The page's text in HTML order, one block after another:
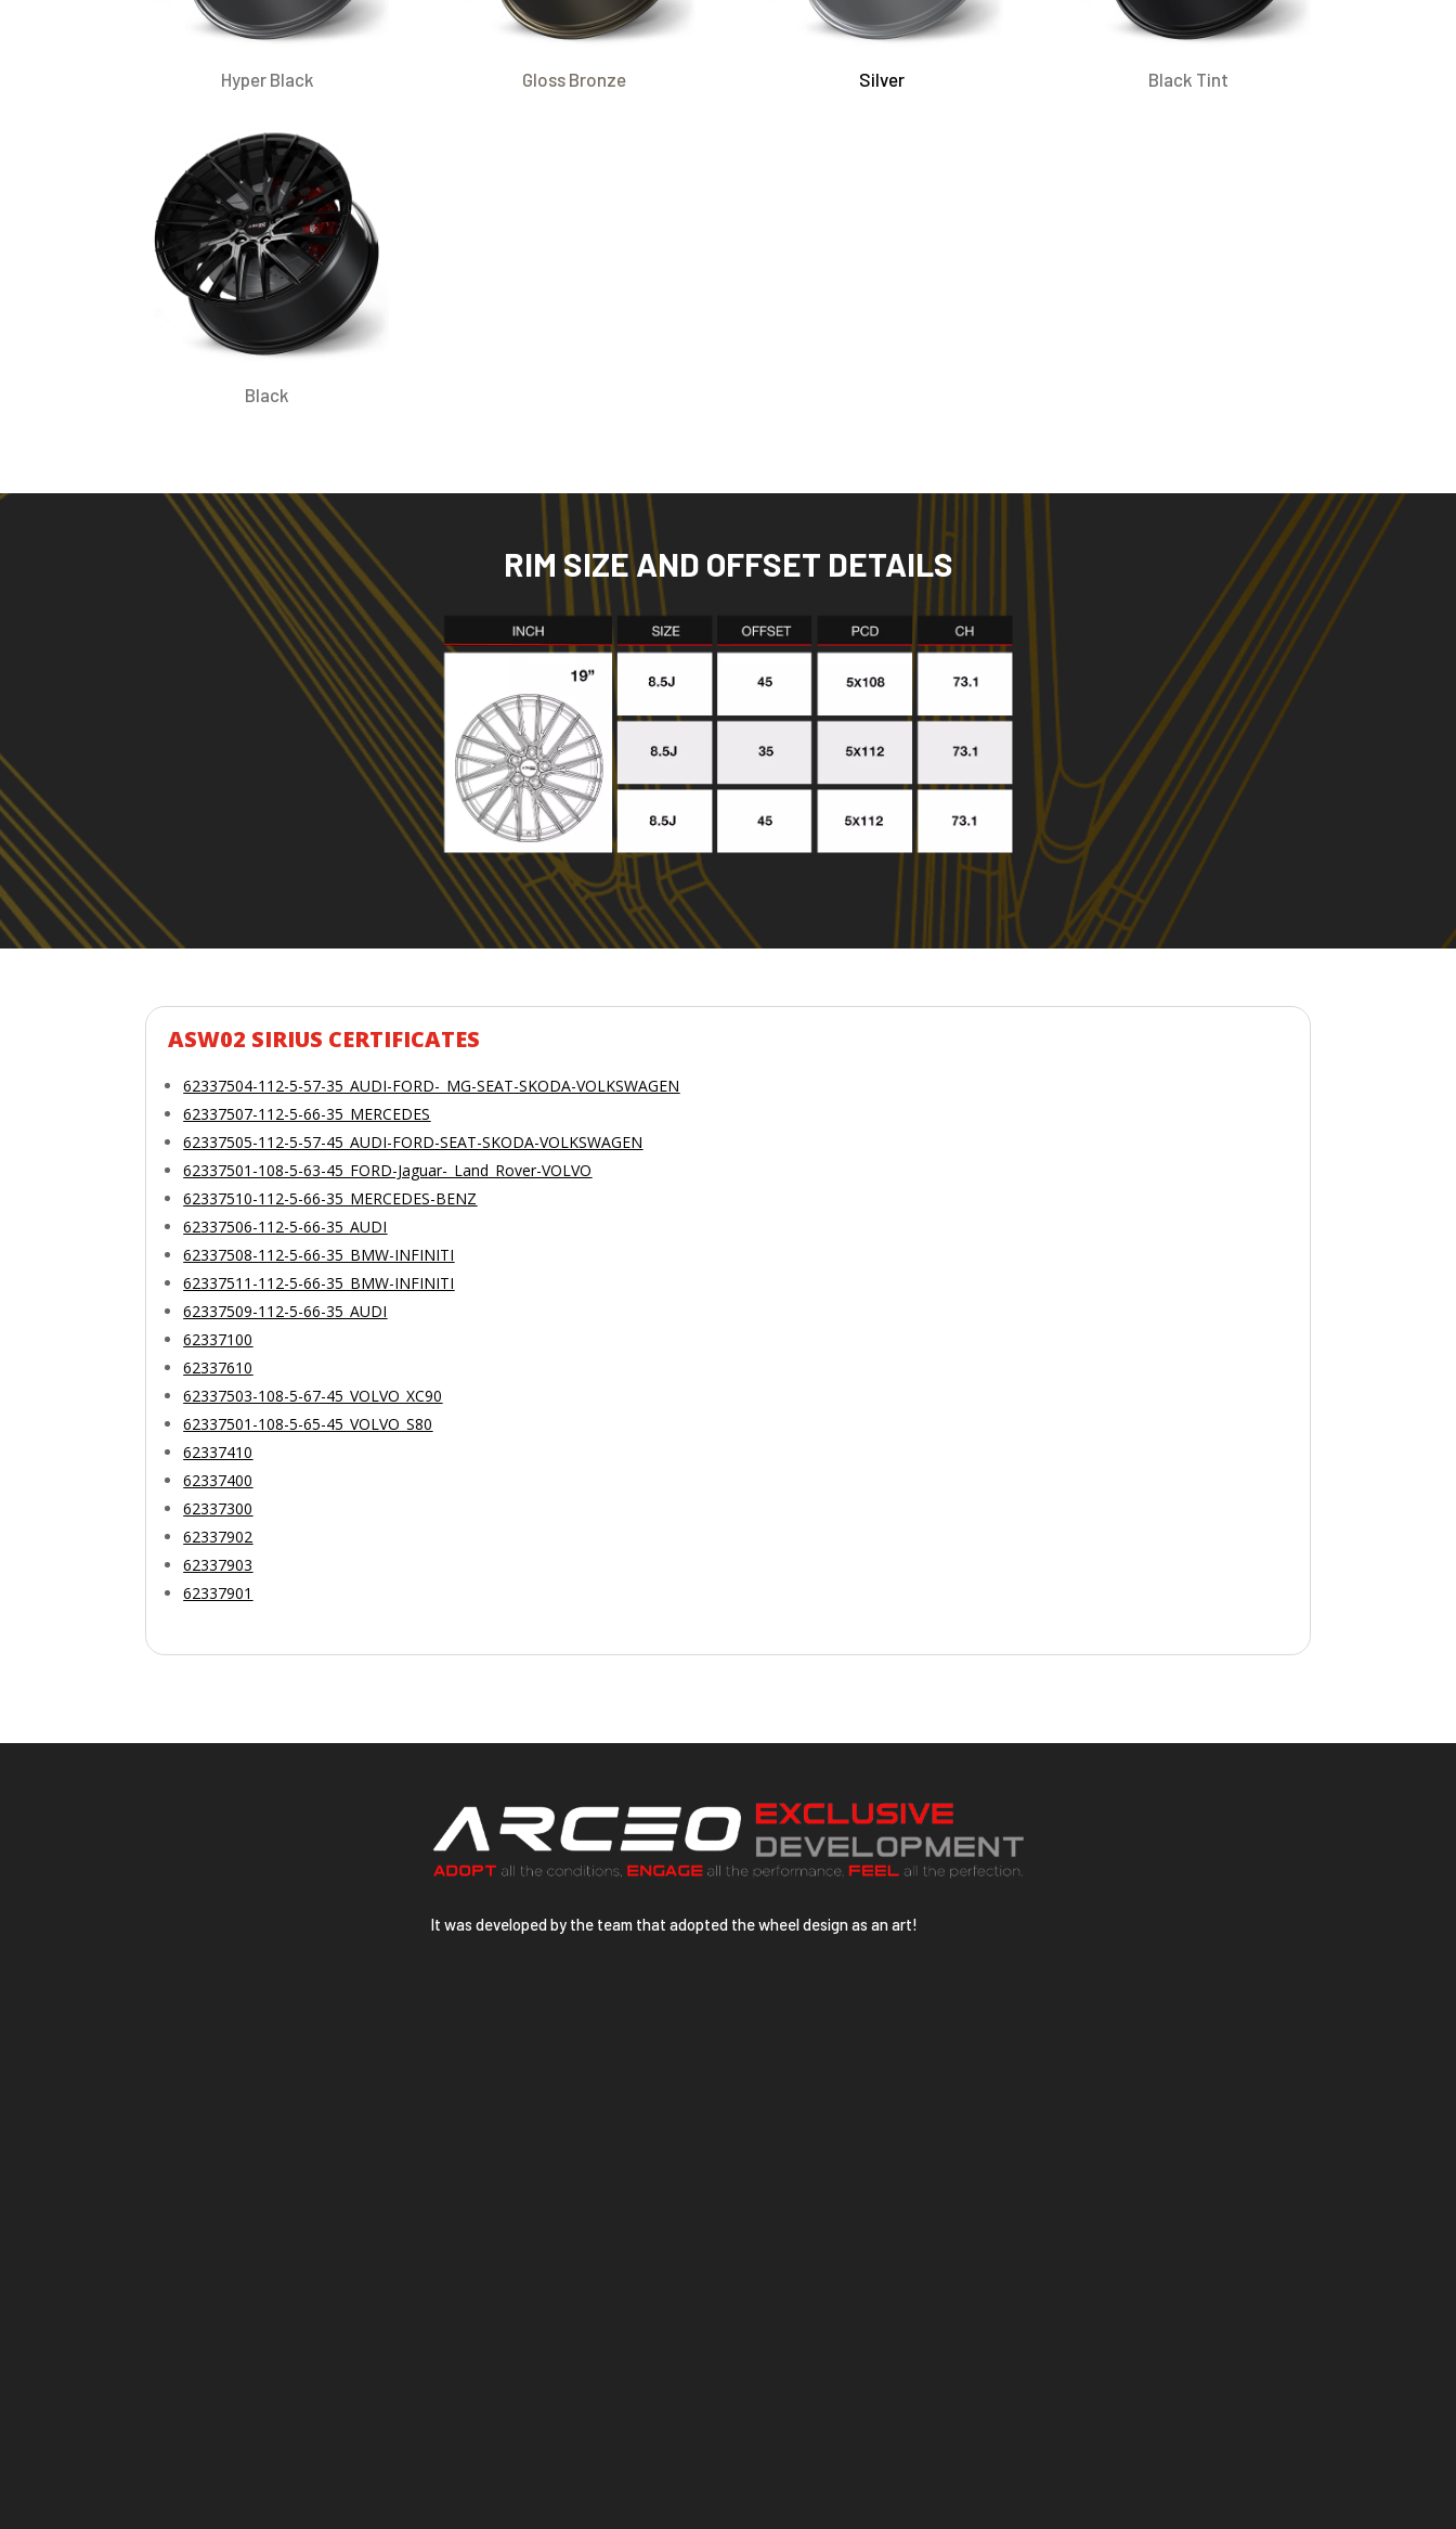
Hyper Black Gloss Bronze Silver Black Tint
Black
RIM SIZE AND OFFSET DETAILS
ASW02 SIRIUS CERTIFICATES
62337504-112-5-57-35_AUDI-FORD-_MG-SEAT-SKODA-VOLKSWAGEN
62337507-112-5-66-35_MERCEDES
62337505-112-5-57-45_AUDI-FORD-SEAT-SKODA-VOLKSWAGEN
62337501-108-5-63-45_FORD-Jaguar-_Land_Rover-VOLVO
62337510-112-5-66-35_MERCEDES-BENZ
62337506-112-5-66-35_AUDI
62337508-112-5-66-35_BMW-INFINITI
62337511-112-5-66-35_BMW-INFINITI
62337509-112-5-66-35_AUDI
62337100
62337610
62337503-108-5-67-45_VOLVO_XC90
62337501-108-5-65-45_VOLVO_S80
62337410
62337400
62337300
62337902
62337903
62337901
It was developed by the team that adopted the wheel design as an art!